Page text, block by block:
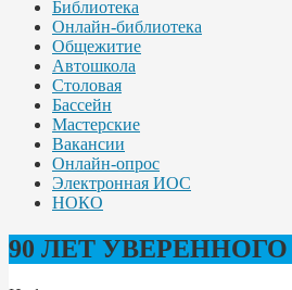
Библиотека
Онлайн-библиотека
Общежитие
Автошкола
Столовая
Бассейн
Мастерские
Вакансии
Онлайн-опрос
Электронная ИОС
НОКО
90 ЛЕТ